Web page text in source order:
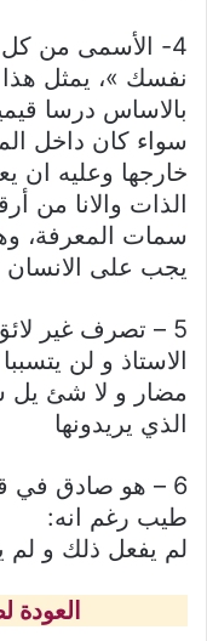
4- الأسمى من
نفسك »، يمثل
بالاساس درسا
سواء كان داخل
خارجها وعليه ان
الذات والانا من
سمات المعرفة،
يجب على الانسان
5 – تصرف غير
الاستاذ و لن
مضار و لا شئ يل
الذي يريدونها
6 – هو صادق في
طيب رغم انه:
لم يفعل ذلك و